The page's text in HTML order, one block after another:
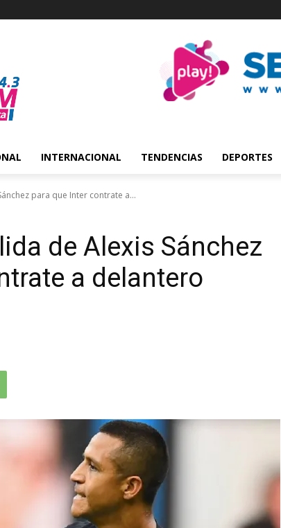
INTERNACIONAL TENDENCIAS DEPORTES
para que Inter contrate a...
de Alexis Sánchez
a delantero